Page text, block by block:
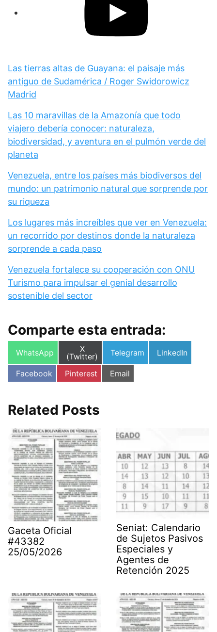
Las tierras altas de Guayana: el paisaje más
antiguo de Sudamérica / Roger Swidorowicz
Madrid
Las 10 maravillas de la Amazonía que todo
viajero debería conocer: naturaleza,
biodiversidad, y aventura en el pulmón verde del
planeta
Venezuela, entre los países más biodiversos del
mundo: un patrimonio natural que sorprende por
su riqueza
Los lugares más increíbles que ver en Venezuela:
un recorrido por destinos donde la naturaleza
sorprende a cada paso
Venezuela fortalece su cooperación con ONU
Turismo para impulsar el genial desarrollo
sostenible del sector
Comparte esta entrada:
Compartir
WhatsApp
Compartir
en
X
(Twitter)
Compartir
Telegram
Compartir
LinkedIn
Compartir
en
Facebook
Compartir
en
Pinterest
Compartir
en
Email
Related Posts
Gaceta Oficial
#43382
25/05/2026
Seniat: Calendario
de Sujetos Pasivos
Especiales y
Agentes de
Retención 2025